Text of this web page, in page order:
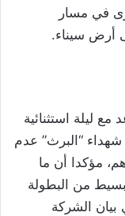
في مسار
أرض سيناء.
ليلة استثنائية
“البرث” عدم
مشاعرهم، مؤكدا أن ما
من البطولة
صاعقة، ليأتي بيان الشركة